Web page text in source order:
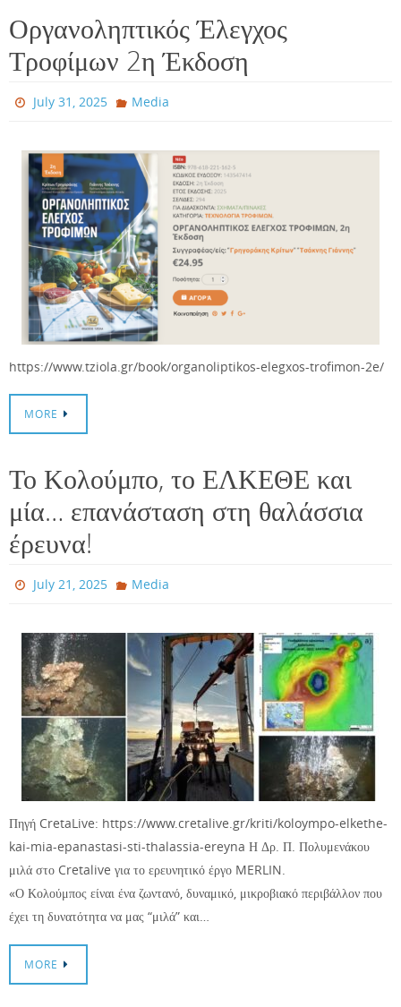
Οργανοληπτικός Έλεγχος
Τροφίμων 2η Έκδοση
July 31, 2025 Media
https://www.tziola.gr/book/organoliptikos-elegxos-trofimon-2e/
MORE
Το Κολούμπο, το ΕΛΚΕΘΕ και
μία… επανάσταση στη θαλάσσια
έρευνα!
July 21, 2025 Media
Πηγή CretaLive: https://www.cretalive.gr/kriti/koloympo-elkethe-
kai-mia-epanastasi-sti-thalassia-ereyna Η Δρ. Π. Πολυμενάκου
μιλά στο Cretalive για το ερευνητικό έργο MERLIN.
«Ο Κολούμπος είναι ένα ζωντανό, δυναμικό, μικροβιακό περιβάλλον που
έχει τη δυνατότητα να μας “μιλά” και…
MORE